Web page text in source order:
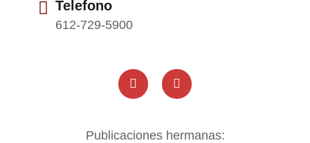
Telefono
612-729-5900
Publicaciones hermanas: